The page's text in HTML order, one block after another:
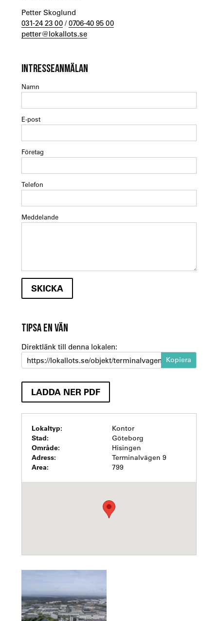
Petter Skoglund
031-24 23 00/0706-40 95 00
petter@lokallots.se
INTRESSEANMÄLAN
Namn
E-post
Företag
Telefon
Meddelande
TIPSA EN VÄN
Direktlänk till denna lokalen:
https://lokallots.se/objekt/terminalvagen-9-byggnad-ark-s-1
LADDA NER PDF
Lokaltyp: Kontor
Stad: Göteborg
Område: Hisingen
Adress: Terminalvägen 9
Area: 799